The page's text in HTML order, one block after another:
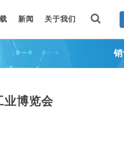
新闻 关于我们
销
业博览会